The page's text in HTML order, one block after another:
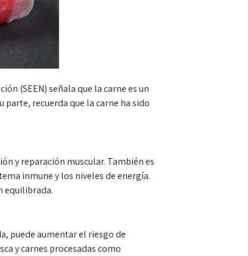
(SEEN) señala que la carne es un
recuerda que la carne ha sido
y reparación muscular. También es
inmune y los niveles de energía.
equilibrada.
puede aumentar el riesgo de
y carnes procesadas como